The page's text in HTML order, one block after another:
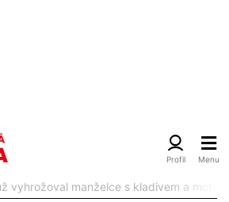
vyhrožoval manželce s kladivem a